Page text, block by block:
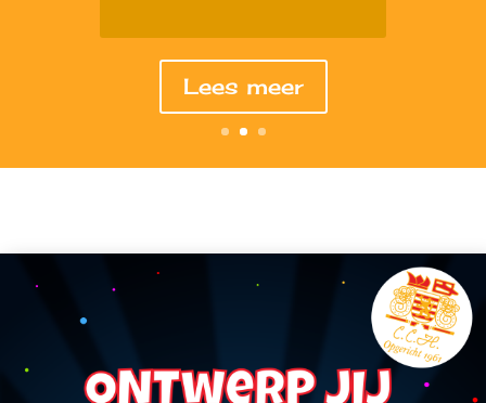
Lees meer